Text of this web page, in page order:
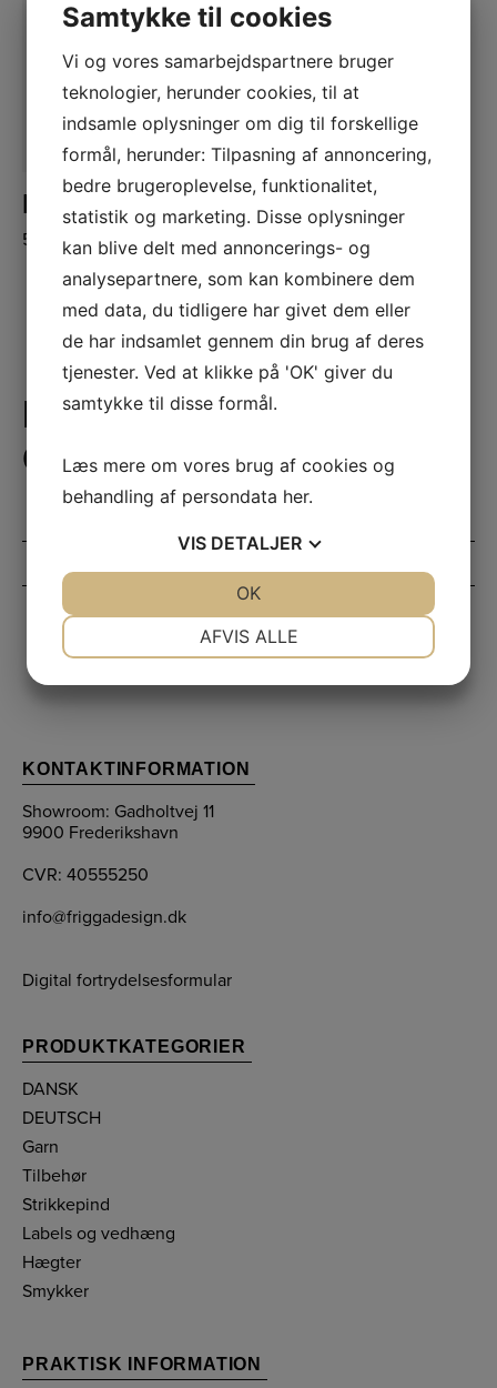
LÆS MERE
FR36 Granny Stripes Rullekrave
50,00DKK
HOLD DIG
OPDATERET
KONTAKTINFORMATION
Showroom: Gadholtvej 11
9900 Frederikshavn
CVR: 40555250
info@friggadesign.dk
Digital fortrydelsesformular
PRODUKTKATEGORIER
DANSK
DEUTSCH
Garn
Tilbehør
Strikkepind
Labels og vedhæng
Hægter
Smykker
PRAKTISK INFORMATION
Samtykke til cookies
Vi og vores samarbejdspartnere bruger
teknologier, herunder cookies, til at
indsamle oplysninger om dig til forskellige
formål, herunder: Tilpasning af annoncering,
bedre brugeroplevelse, funktionalitet,
statistik og marketing. Disse oplysninger
kan blive delt med annoncerings- og
analysepartnere, som kan kombinere dem
med data, du tidligere har givet dem eller
de har indsamlet gennem din brug af deres
tjenester. Ved at klikke på 'OK' giver du
samtykke til disse formål.
Læs mere om vores brug af cookies og
behandling af persondata her.
VIS DETALJER
AFVIS ALLE
OK